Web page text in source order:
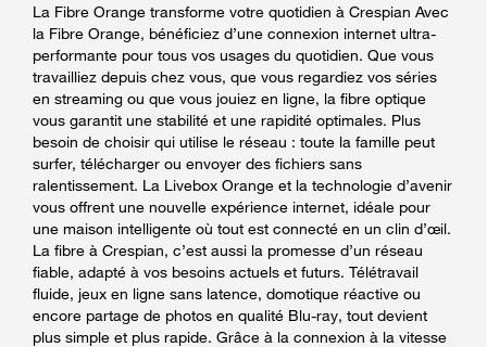
La Fibre Orange transforme votre quotidien à Crespian Avec
la Fibre Orange, bénéficiez d’une connexion internet ultra-
performante pour tous vos usages du quotidien. Que vous
travailliez depuis chez vous, que vous regardiez vos séries
en streaming ou que vous jouiez en ligne, la fibre optique
vous garantit une stabilité et une rapidité optimales. Plus
besoin de choisir qui utilise le réseau : toute la famille peut
surfer, télécharger ou envoyer des fichiers sans
ralentissement. La Livebox Orange et la technologie d’avenir
vous offrent une nouvelle expérience internet, idéale pour
une maison intelligente où tout est connecté en un clin d’œil.
La fibre à Crespian, c’est aussi la promesse d’un réseau
fiable, adapté à vos besoins actuels et futurs. Télétravail
fluide, jeux en ligne sans latence, domotique réactive ou
encore partage de photos en qualité Blu-ray, tout devient
plus simple et plus rapide. Grâce à la connexion à la vitesse